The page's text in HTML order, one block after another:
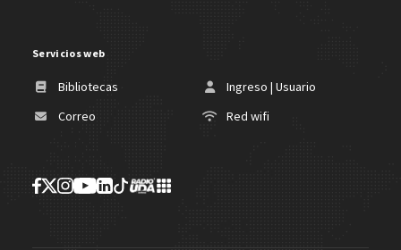
Servicios web
Bibliotecas
Ingreso | Usuario
Correo
Red wifi